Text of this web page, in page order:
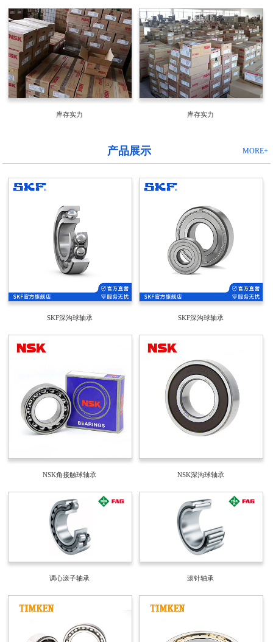
库存实力 库存实力
MORE+
产品展示
SKF深沟球轴承 SKF深沟球轴承
NSK角接触球轴承 NSK深沟球轴承
调心滚子轴承 滚针轴承